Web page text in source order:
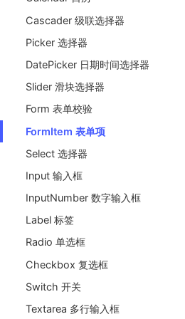
Cascader 级联选择器
Picker 选择器
DatePicker 日期时间选择器
Slider 滑块选择器
Form 表单校验
FormItem 表单项
Select 选择器
Input 输入框
InputNumber 数字输入框
Label 标签
Radio 单选框
Checkbox 复选框
Switch 开关
Textarea 多行输入框